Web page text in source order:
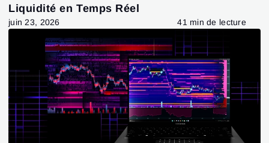
Liquidité en Temps Réel
juin 23, 2026 41 min de lecture